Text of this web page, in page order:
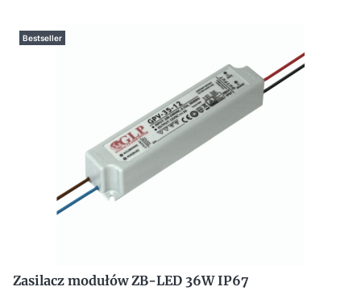
Bestseller
Zasilacz modułów ZB-LED 36W IP67